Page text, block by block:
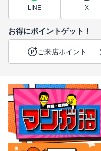
LINE X
お得にポイントゲット！
ご来店ポイント